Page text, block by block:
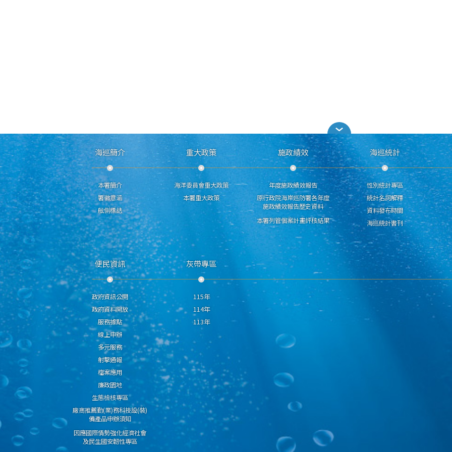
海巡簡介
本署簡介
署徽意涵
舷側標誌
重大政策
海洋委員會重大政策
本署重大政策
施政績效
年度施政績效報告
原行政院海岸巡防署各年度
施政績效報告歷史資料
本署列管個案計畫評核結果
海巡統計
性別統計專區
統計名詞解釋
資料發布時間
海巡統計書刊
便民資訊
政府資訊公開
政府資料開放
服務據點
線上申辦
多元服務
射擊通報
檔案應用
廉政園地
生態檢核專區
廠商推薦勤(業)務科技設(裝)
備產品申辦須知
因應國際情勢強化經濟社會
及民生國安韌性專區
灰帶專區
115年
114年
113年